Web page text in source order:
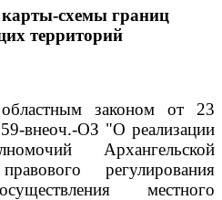
схемы границ
территорий
законом от 23
внеоч.-ОЗ "О реализации
Архангельской
регулирования
местного